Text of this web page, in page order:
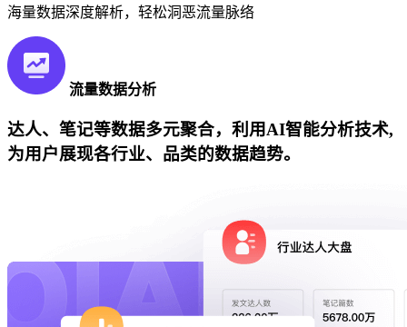
海量数据深度解析，轻松洞恶流量脉络
流量数据分析
达人、笔记等数据多元聚合，利用AI智能分析技术,
为用户展现各行业、品类的数据趋势。